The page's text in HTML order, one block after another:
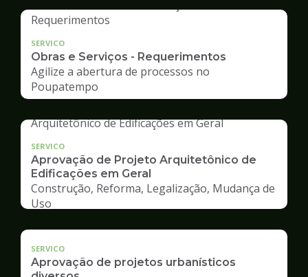
SERVICO
Obras e Serviços - Requerimentos
Agilize a abertura de processos no
Poupatempo
SERVICO
Aprovação de Projeto Arquitetônico de
Edificações em Geral
Construção, Reforma, Legalização, Mudança de
Uso
SERVICO
Aprovação de projetos urbanísticos